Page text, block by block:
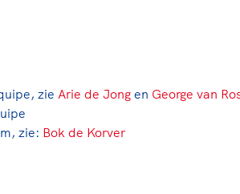
zie Arie de Jong en George van
zie: Bok de Korver